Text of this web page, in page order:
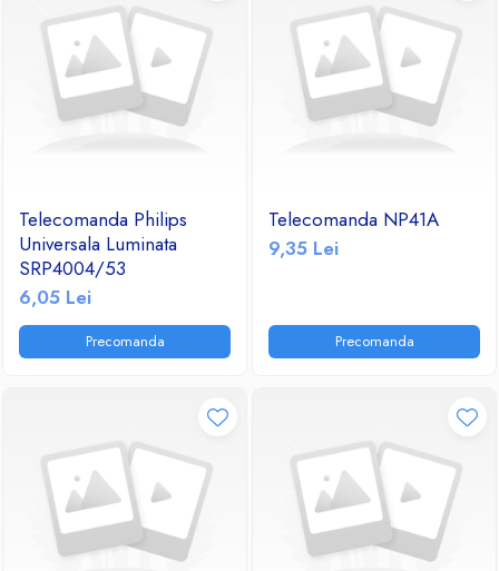
Telecomanda Philips
Universala Luminata
SRP4004/53
6,05 Lei
Precomanda
Telecomanda NP41A
9,35 Lei
Precomanda